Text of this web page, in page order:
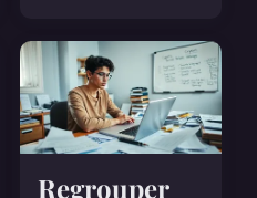
Regrouper